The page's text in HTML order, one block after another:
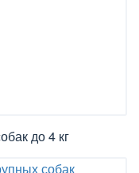
до 4 кг